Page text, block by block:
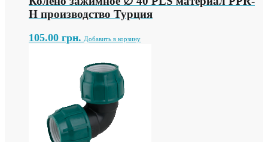
H производство Турция
105.00 грн. Добавить в корзину